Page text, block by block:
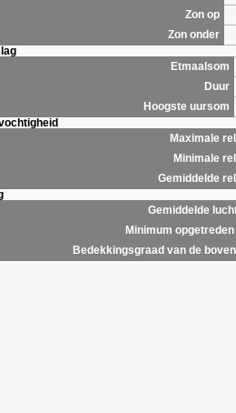
Zon op
Zon onder
Etmaalsom
Duur
Hoogste uursom
Maximale
Minimale
Gemiddelde
Gemiddelde
Minimum
Bedekkingsgraad van de